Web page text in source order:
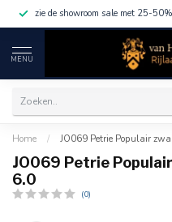
zie de showroom sale met 25-
MENU
Home / JO069 Petrie Populair
JO069 Petrie
6.0
(0)